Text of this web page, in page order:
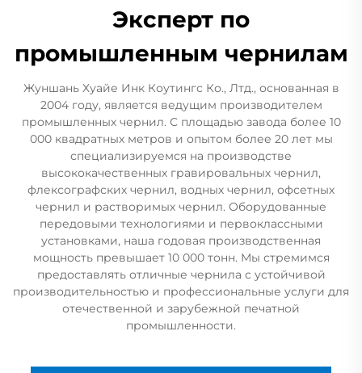
Эксперт по
промышленным чернилам
Жуншань Хуайе Инк Коутингс Ко., Лтд., основанная в
2004 году, является ведущим производителем
промышленных чернил. С площадью завода более 10
000 квадратных метров и опытом более 20 лет мы
специализируемся на производстве
высококачественных гравировальных чернил,
флексографских чернил, водных чернил, офсетных
чернил и растворимых чернил. Оборудованные
передовыми технологиями и первоклассными
установками, наша годовая производственная
мощность превышает 10 000 тонн. Мы стремимся
предоставлять отличные чернила с устойчивой
производительностью и профессиональные услуги для
отечественной и зарубежной печатной
промышленности.